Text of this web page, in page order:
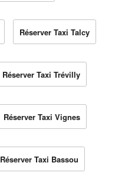
Réserver Taxi Talcy
Réserver Taxi Trévilly
Réserver Taxi Vignes
Réserver Taxi Bassou